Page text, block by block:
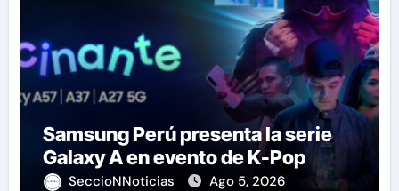
Samsung Perú presenta la serie
Galaxy A en evento de K-Pop
SeccioNNoticias Ago 5, 2026